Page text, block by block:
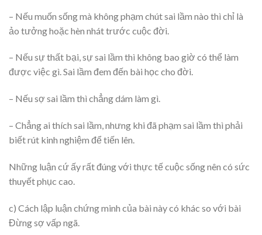
– Nếu muốn sống mà không phạm chút sai lầm nào thì chỉ là
ảo tưởng hoặc hèn nhát trước cuộc đời.
– Nếu sự thất bại, sự sai lầm thì không bao giờ có thể làm
được việc gì. Sai lầm đem đến bài học cho đời.
– Nếu sợ sai lầm thì chẳng dám làm gì.
– Chẳng ai thích sai lầm, nhưng khi đã phạm sai lầm thì phải
biết rút kinh nghiệm để tiến lên.
Những luận cứ ấy rất đúng với thực tế cuộc sống nên có sức
thuyết phục cao.
c) Cách lập luận chứng minh của bài này có khác so với bài
Đừng sợ vấp ngã.